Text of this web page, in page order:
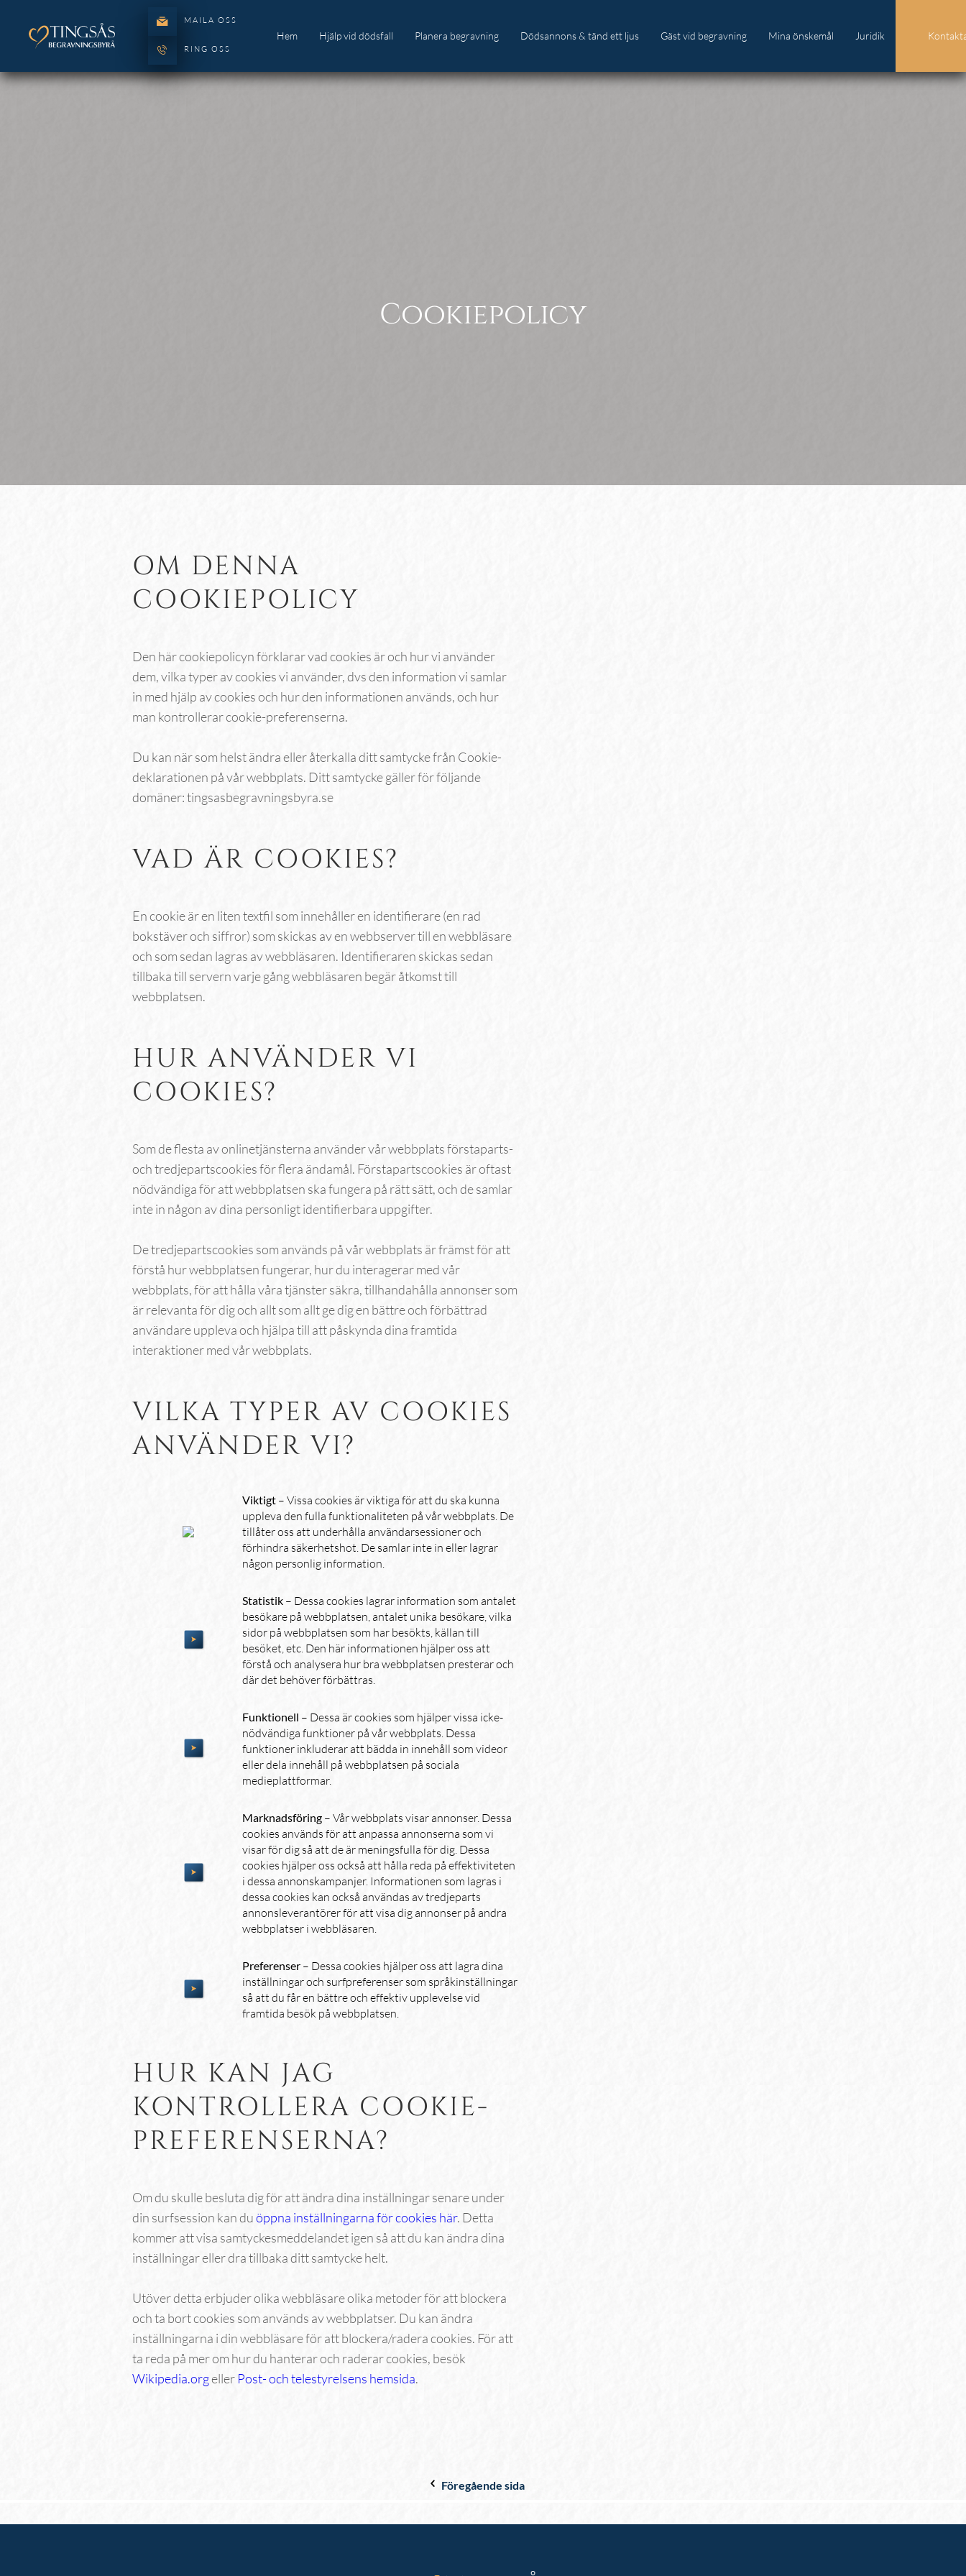
MAILA OSS
RING OSS
Hem Hjälp vid dödsfall Planera begravning
Gravsten, lykta & vas
Dödsannons & tänd ett ljus Gäst vid begravning Mina önskemål Juridik
Cookiepolicy
OM DENNA
COOKIEPOLICY
Den här cookiepolicyn förklarar vad cookies är och hur vi använder
dem, vilka typer av cookies vi använder, dvs den information vi samlar
in med hjälp av cookies och hur den informationen används, och hur
man kontrollerar cookie-preferenserna.
Du kan när som helst ändra eller återkalla ditt samtycke från Cookie-
deklarationen på vår webbplats. Ditt samtycke gäller för följande
domäner: tingsasbegravningsbyra.se
VAD ÄR COOKIES?
En cookie är en liten textfil som innehåller en identifierare (en rad
bokstäver och siffror) som skickas av en webbserver till en webbläsare
och som sedan lagras av webbläsaren. Identifieraren skickas sedan
tillbaka till servern varje gång webbläsaren begär åtkomst till
webbplatsen.
HUR ANVÄNDER VI
COOKIES?
Som de flesta av onlinetjänsterna använder vår webbplats förstaparts-
och tredjepartscookies för flera ändamål. Förstapartscookies är oftast
nödvändiga för att webbplatsen ska fungera på rätt sätt, och de samlar
inte in någon av dina personligt identifierbara uppgifter.
De tredjepartscookies som används på vår webbplats är främst för att
förstå hur webbplatsen fungerar, hur du interagerar med vår
webbplats, för att hålla våra tjänster säkra, tillhandahålla annonser som
är relevanta för dig och allt som allt ge dig en bättre och förbättrad
användare uppleva och hjälpa till att påskynda dina framtida
interaktioner med vår webbplats.
VILKA TYPER AV COOKIES
ANVÄNDER VI?
Viktigt – Vissa cookies är viktiga för att du ska kunna
uppleva den fulla funktionaliteten på vår webbplats. De
tillåter oss att underhålla användarsessioner och
förhindra säkerhetshot. De samlar inte in eller lagrar
någon personlig information.
Statistik – Dessa cookies lagrar information som antalet
besökare på webbplatsen, antalet unika besökare, vilka
sidor på webbplatsen som har besökts, källan till
besöket, etc. Den här informationen hjälper oss att
förstå och analysera hur bra webbplatsen presterar och
där det behöver förbättras.
Funktionell – Dessa är cookies som hjälper vissa icke-
nödvändiga funktioner på vår webbplats. Dessa
funktioner inkluderar att bädda in innehåll som videor
eller dela innehåll på webbplatsen på sociala
medieplattformar.
Marknadsföring – Vår webbplats visar annonser. Dessa
cookies används för att anpassa annonserna som vi
visar för dig så att de är meningsfulla för dig. Dessa
cookies hjälper oss också att hålla reda på effektiviteten
i dessa annonskampanjer. Informationen som lagras i
dessa cookies kan också användas av tredjeparts
annonsleverantörer för att visa dig annonser på andra
webbplatser i webbläsaren.
Preferenser – Dessa cookies hjälper oss att lagra dina
inställningar och surfpreferenser som språkinställningar
så att du får en bättre och effektiv upplevelse vid
framtida besök på webbplatsen.
HUR KAN JAG
KONTROLLERA COOKIE-
PREFERENSERNA?
Om du skulle besluta dig för att ändra dina inställningar senare under
din surfsession kan duöppna inställningarna för cookies här. Detta
kommer att visa samtyckesmeddelandet igen så att du kan ändra dina
inställningar eller dra tillbaka ditt samtycke helt.
Utöver detta erbjuder olika webbläsare olika metoder för att blockera
och ta bort cookies som används av webbplatser. Du kan ändra
inställningarna i din webbläsare för att blockera/radera cookies. För att
ta reda på mer om hur du hanterar och raderar cookies, besök
Wikipedia.orgeller Post- och telestyrelsens hemsida.
Föregående sida